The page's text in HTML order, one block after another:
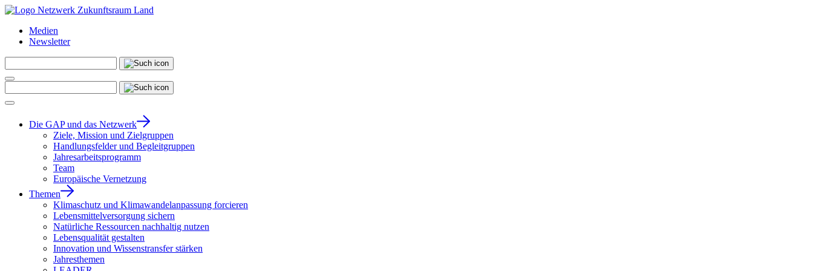
Medien
Newsletter
Die GAP und das Netzwerk
Ziele, Mission und Zielgruppen
Handlungsfelder und Begleitgruppen
Jahresarbeitsprogramm
Team
Europäische Vernetzung
Themen
Klimaschutz und Klimawandelanpassung forcieren
Lebensmittelversorgung sichern
Natürliche Ressourcen nachhaltig nutzen
Lebensqualität gestalten
Innovation und Wissenstransfer stärken
Jahresthemen